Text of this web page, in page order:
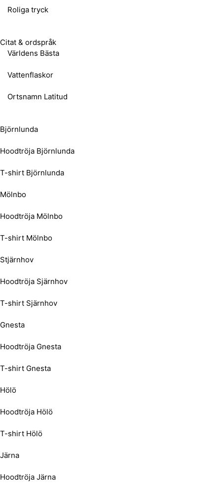
Roliga tryck
Citat & ordspråk
Världens Bästa
Vattenflaskor
Ortsnamn Latitud
Björnlunda
Hoodtröja Björnlunda
T-shirt Björnlunda
Mölnbo
Hoodtröja Mölnbo
T-shirt Mölnbo
Stjärnhov
Hoodtröja Sjärnhov
T-shirt Sjärnhov
Gnesta
Hoodtröja Gnesta
T-shirt Gnesta
Hölö
Hoodtröja Hölö
T-shirt Hölö
Järna
Hoodtröja Järna